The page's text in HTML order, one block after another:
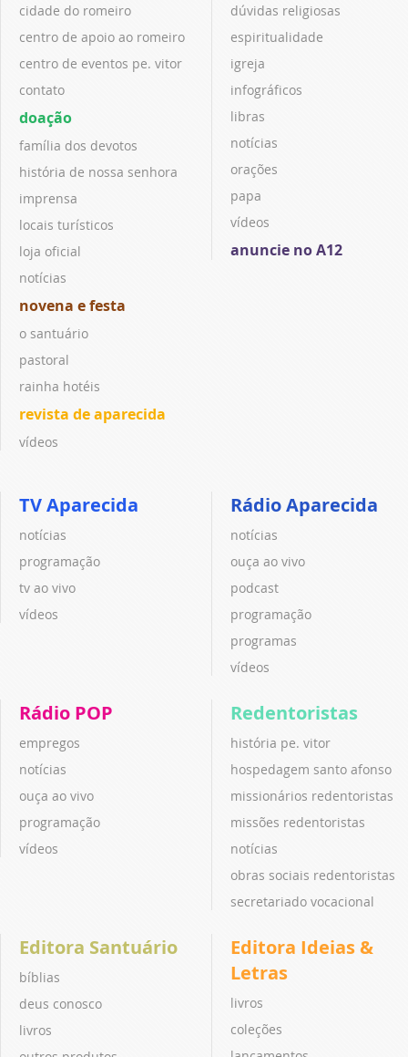
cidade do romeiro
centro de apoio ao romeiro
centro de eventos pe. vitor
contato
doação
família dos devotos
história de nossa senhora
imprensa
locais turísticos
loja oficial
notícias
novena e festa
o santuário
pastoral
rainha hotéis
revista de aparecida
vídeos
dúvidas religiosas
espiritualidade
igreja
infográficos
libras
notícias
orações
papa
vídeos
anuncie no A12
TV Aparecida
notícias
programação
tv ao vivo
vídeos
Rádio Aparecida
notícias
ouça ao vivo
podcast
programação
programas
vídeos
Rádio POP
empregos
notícias
ouça ao vivo
programação
vídeos
Redentoristas
história pe. vitor
hospedagem santo afonso
missionários redentoristas
missões redentoristas
notícias
obras sociais redentoristas
secretariado vocacional
Editora Santuário
bíblias
deus conosco
livros
Editora Ideias &
Letras
livros
coleções